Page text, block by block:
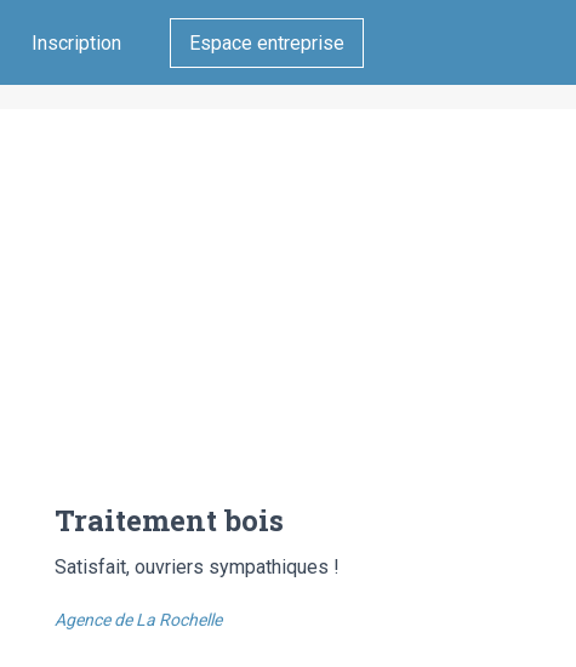
Inscription Espace entreprise
Traitement bois
Satisfait, ouvriers sympathiques !
Agence de La Rochelle